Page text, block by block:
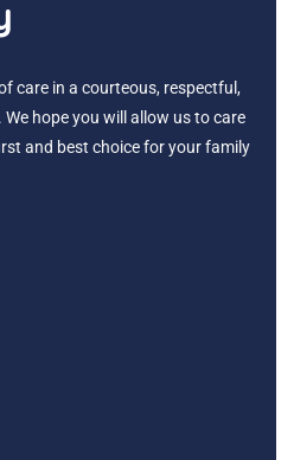
care in a courteous, respectful,
hope you will allow us to care
and best choice for your family